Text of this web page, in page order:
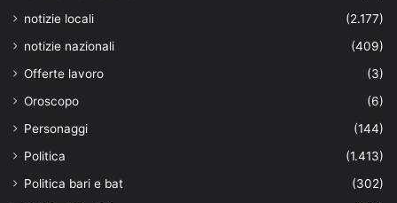
notizie locali
(2.177)
notizie nazionali
(409)
Offerte lavoro
(3)
Oroscopo
(6)
Personaggi
(144)
Politica
(1.413)
Politica bari e bat
(302)